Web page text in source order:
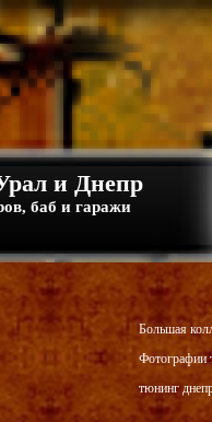
и Днепр
баб и гаражи
Большая
Фотографии
тюнинг